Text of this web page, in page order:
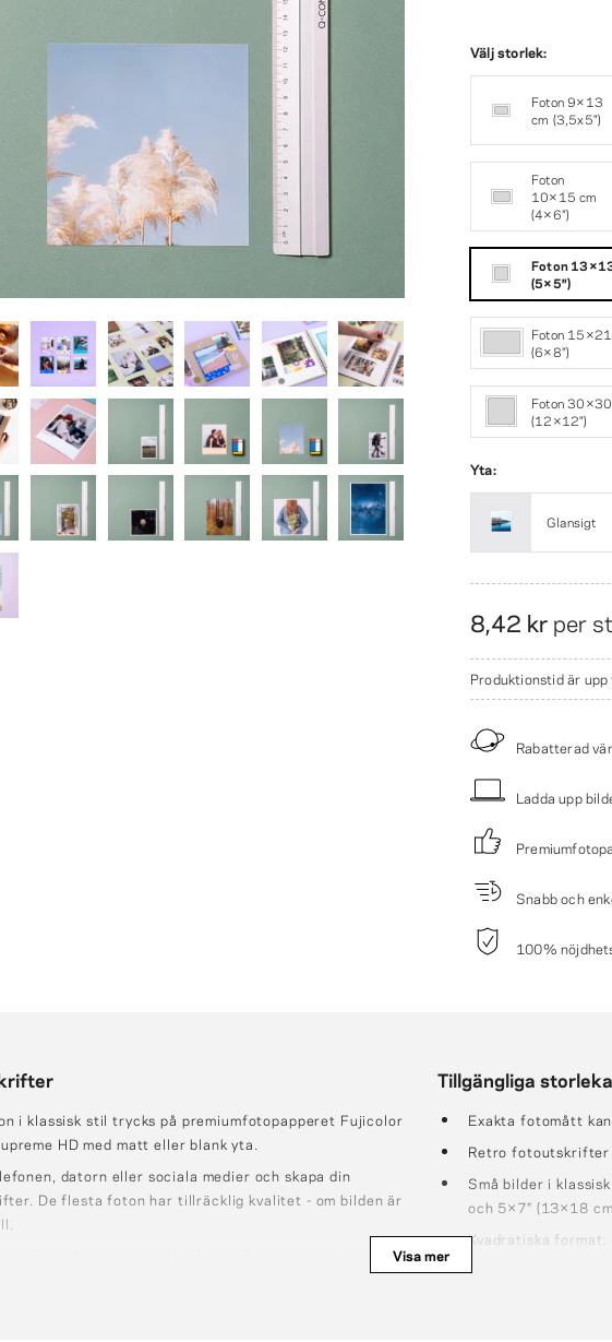
Välj storlek:
Foton 9×13
cm (3,5x5")
Foton
10×15 cm
(4×6″)
Foton
(5×5″)
Foton
(6×8″)
Foton
(12×12")
Yta:
Glansigt
8,42 kr per
Produktionstid är
Rabatterad
Ladda upp
Snabb och
100%
i klassisk stil trycks på premiumfotopapperet Fujicolor
HD med matt eller blank yta.
datorn eller sociala medier och skapa din
De flesta foton har tillräcklig kvalitet - om bilden är
beskära och ändra storlek på retrofotona och välja valfri
Tillgängliga
Exakta fotomått
Retro fotoutskrifter
Små bilder i
och 5×7″ (13×18
Kvadratiska format:
Visa mer